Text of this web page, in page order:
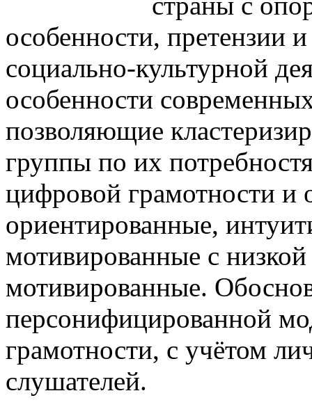
особенности, претензии
социально-культурной
особенности
позволяющие
группы по их
цифровой грамотности
ориентированные,
мотивированные с
мотивированные.
персонифицированной
грамотности, с учётом
слушателей.